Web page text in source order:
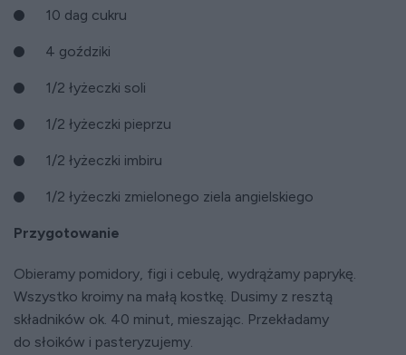
10 dag cukru
4 goździki
1/2 łyżeczki soli
1/2 łyżeczki pieprzu
1/2 łyżeczki imbiru
1/2 łyżeczki zmielonego ziela angielskiego
Przygotowanie
Obieramy pomidory, figi i cebulę, wydrążamy paprykę.
Wszystko kroimy na małą kostkę. Dusimy z resztą
składników ok. 40 minut, mieszając. Przekładamy
do słoików i pasteryzujemy.